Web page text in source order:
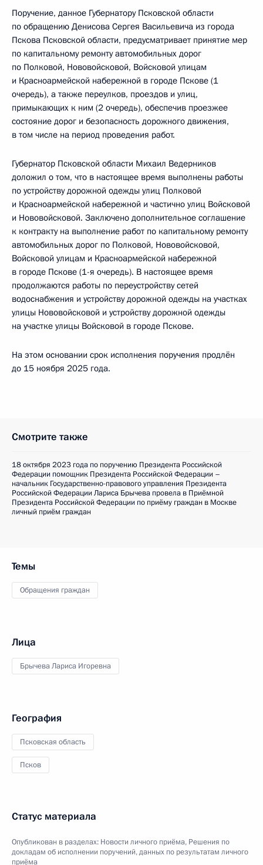
Поручение, данное Губернатору Псковской области
по обращению Денисова Сергея Васильевича из города
Пскова Псковской области, предусматривает принятие мер
по капитальному ремонту автомобильных дорог
по Полковой, Нововойсковой, Войсковой улицам
и Красноармейской набережной в городе Пскове (1
очередь), а также переулков, проездов и улиц,
примыкающих к ним (2 очередь), обеспечив проезжее
состояние дорог и безопасность дорожного движения,
в том числе на период проведения работ.
Губернатор Псковской области Михаил Ведерников
доложил о том, что в настоящее время выполнены работы
по устройству дорожной одежды улиц Полковой
и Красноармейской набережной и частично улиц Войсковой
и Нововойсковой. Заключено дополнительное соглашение
к контракту на выполнение работ по капитальному ремонту
автомобильных дорог по Полковой, Нововойсковой,
Войсковой улицам и Красноармейской набережной
в городе Пскове (1-я очередь). В настоящее время
продолжаются работы по переустройству сетей
водоснабжения и устройству дорожной одежды на участках
улицы Нововойсковой и устройству дорожной одежды
на участке улицы Войсковой в городе Пскове.
На этом основании срок исполнения поручения продлён
до 15 ноября 2025 года.
Смотрите также
18 октября 2023 года по поручению Президента Российской
Федерации помощник Президента Российской Федерации –
начальник Государственно-правового управления Президента
Российской Федерации Лариса Брычева провела в Приёмной
Президента Российской Федерации по приёму граждан в Москве
личный приём граждан
Темы
Обращения граждан
Лица
Брычева Лариса Игоревна
География
Псковская область
Псков
Статус материала
Опубликован в разделах: Новости личного приёма, Решения по
докладам об исполнении поручений, данных по результатам личного
приёма